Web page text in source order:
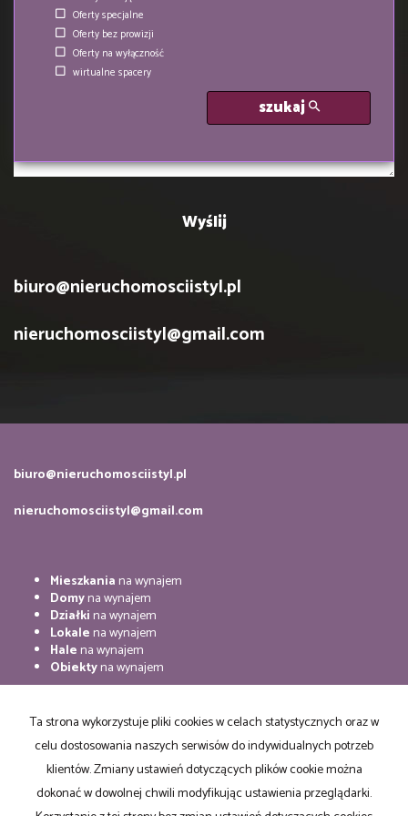
Oferty specjalne
Oferty bez prowizji
Oferty na wyłączność
wirtualne spacery
szukaj
WIADOMOŚĆ
biuro@nieruchomosciistyl.pl
nieruchomosciistyl@gmail.com
biuro@nieruchomosciistyl.pl
nieruchomosciistyl@gmail.com
Mieszkaniana wynajem
Domyna wynajem
Działkina wynajem
Lokalena wynajem
Halena wynajem
Obiektyna wynajem
Domyna sprzedaż
Działkina sprzedaż
Lokalena sprzedaż
Halena sprzedaż
Obiekty na sprzedaż
Ta strona wykorzystuje pliki cookies w celach statystycznych oraz w
celu dostosowania naszych serwisów do indywidualnych potrzeb
klientów. Zmiany ustawień dotyczących plików cookie można
dokonać w dowolnej chwili modyfikując ustawienia przeglądarki.